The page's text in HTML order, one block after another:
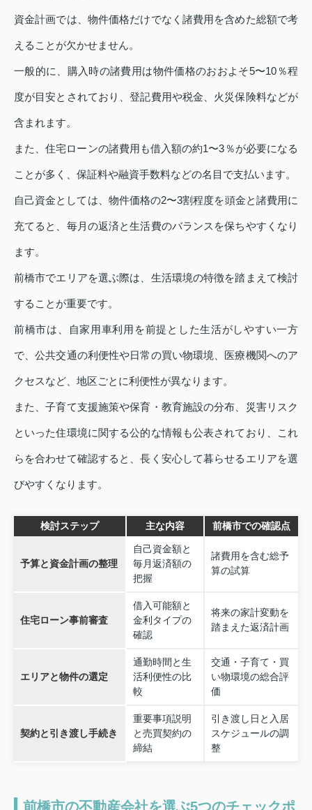
資金計画では、物件価格だけでなく諸費用を含めた総額で考
えることが欠かせません。
一般的に、購入時の諸費用は物件価格のおおよそ5〜10％程
度が目安とされており、登記費用や税金、火災保険料などが
含まれます。
また、住宅ローンの諸費用も借入額の約1〜3％が必要になる
ことが多く、保証料や融資手数料などの名目で支払います。
自己資金としては、物件価格の2〜3割程度を頭金と諸費用に
充てると、毎月の返済と生活費のバランスを保ちやすくなり
ます。
前橋市でエリアを選ぶ際は、生活環境の特徴を踏まえて検討
することが重要です。
前橋市は、自家用車利用を前提とした生活がしやすい一方
で、公共交通の利便性や日常の買い物環境、医療機関へのア
クセスなど、地区ごとに利便性が異なります。
また、子育て支援施策や保育・教育施設の分布、災害リスク
といった住環境に関する公的な情報も公表されており、これ
らを合わせて確認すると、長く安心して暮らせるエリアを選
びやすくなります。
検討ステップ 主な内容 前橋市での確認点
予算と資金計画の整理
自己資金額と
毎月返済額の
把握
諸費用を含む総予
算の試算
住宅ローン事前審査
借入可能額と
金利タイプの
確認
将来の家計変動を
踏まえた返済計画
エリアと物件の選定
通勤時間と生
活利便性の比
較
交通・子育て・買
い物環境の総合評
価
契約と引き渡し手続き
重要事項説明
と売買契約の
締結
引き渡し日と入居
スケジュールの調
整
前橋市の不動産会社を選ぶ5つのチェックポ